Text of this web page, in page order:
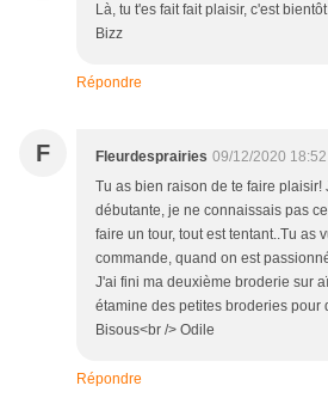
Là, tu t'es fait fait plaisir, c'est
Bizz
Répondre
F Fleurdesprairies 09/12/2020 18:52
Tu as bien raison de te faire plaisir!
débutante, je ne connaissais pas
faire un tour, tout est tentant..Tu as
commande, quand on est
J'ai fini ma deuxième broderie sur
étamine des petites broderies pour
Bisous<br /> Odile
Répondre